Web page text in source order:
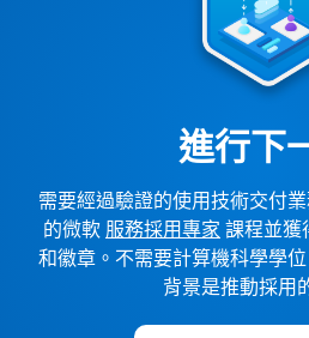
進行下
需要經過驗證的使用技術交付
的微軟 服務採用專家 課程並獲
和徽章。不需要計算機科學學
背景是推動採用